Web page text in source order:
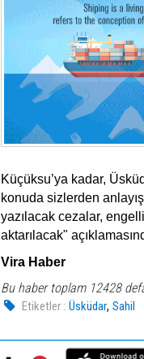
Küçüksu’ya kadar,
konuda sizlerden
yazılacak cezalar,
aktarılacak"
Vira Haber
Bu haber toplam 12428
Etiketler : Üsküdar,Sahil